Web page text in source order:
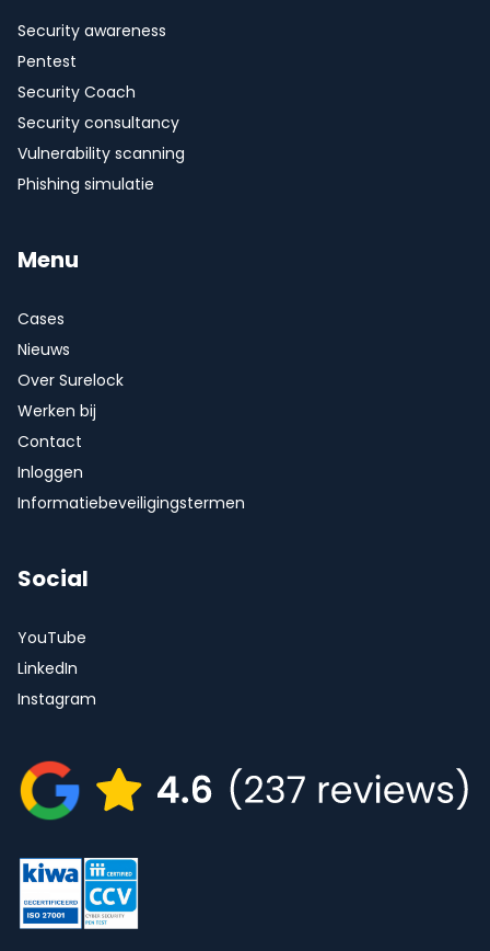
Security awareness
Pentest
Security Coach
Security consultancy
Vulnerability scanning
Phishing simulatie
Menu
Cases
Nieuws
Over Surelock
Werken bij
Contact
Inloggen
Informatiebeveiligingstermen
Social
YouTube
LinkedIn
Instagram